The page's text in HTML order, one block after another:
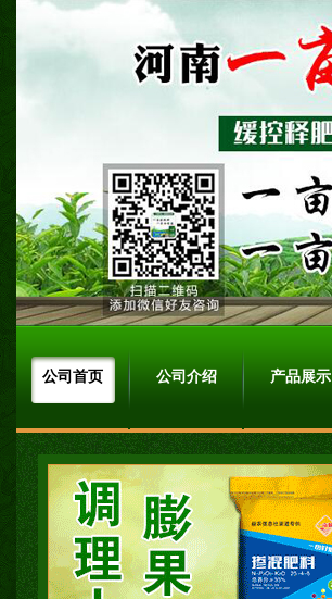
公司首页 公司介绍 产品展示